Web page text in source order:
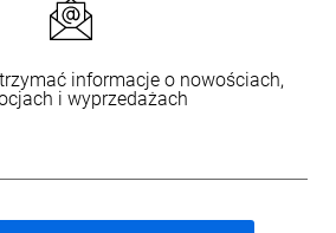
informacje o nowościach,
i wyprzedażach